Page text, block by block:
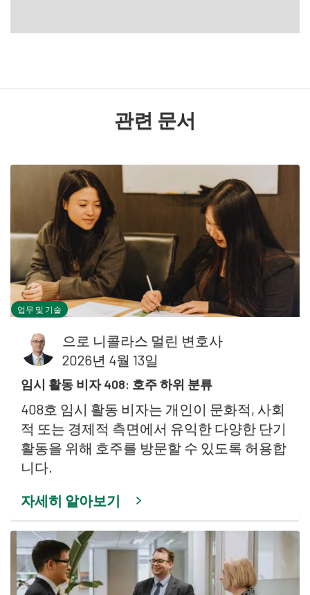
관련 문서
업무 및 기술
으로 니콜라스 멀린 변호사
2026년 4월 13일
임시 활동 비자 408: 호주 하위 분류
408호 임시 활동 비자는 개인이 문화적, 사회
적 또는 경제적 측면에서 유익한 다양한 단기
활동을 위해 호주를 방문할 수 있도록 허용합
니다.
자세히 알아보기